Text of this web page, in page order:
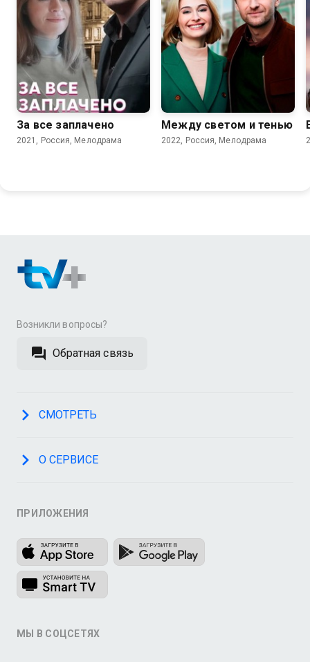
7.0
За все заплачено
2021, Россия, Мелодрама
6.9
Между светом и тенью
2022, Россия, Мелодрама
Возникли вопросы?
Обратная связь
СМОТРЕТЬ
О СЕРВИСЕ
ПРИЛОЖЕНИЯ
МЫ В СОЦСЕТЯХ